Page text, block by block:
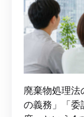
廃棄物処理
の義務」「委